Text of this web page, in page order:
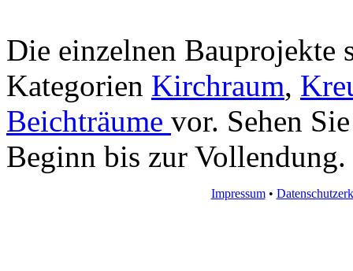
Die einzelnen Bauprojekte
Kategorien Kirchraum,
Beichträume vor. Sehen
Beginn bis zur Vollendung.
Impressum•